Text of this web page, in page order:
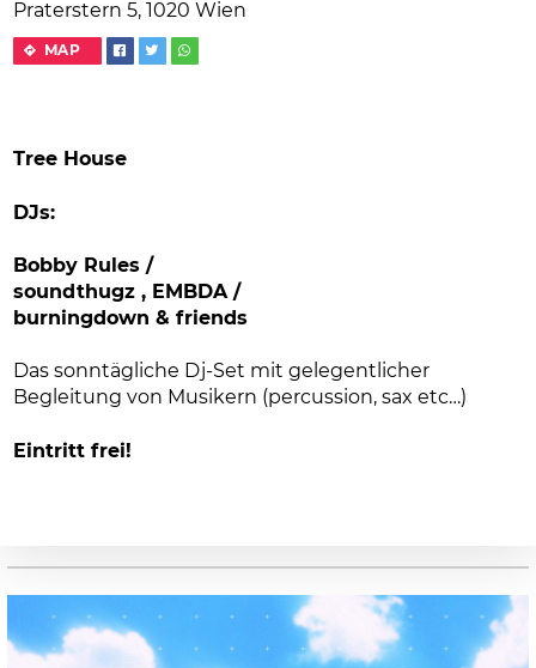
Praterstern 5, 1020 Wien
MAP
Tree House
DJs:
Bobby Rules /
soundthugz , EMBDA /
burningdown & friends
Das sonntägliche Dj-Set mit gelegentlicher
Begleitung von Musikern (percussion, sax etc…)
Eintritt frei!